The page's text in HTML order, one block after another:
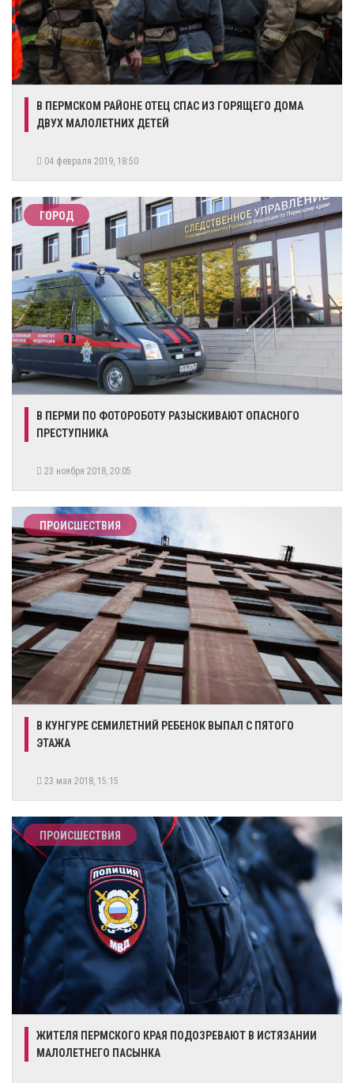
​В ПЕРМСКОМ РАЙОНЕ ОТЕЦ СПАС ИЗ ГОРЯЩЕГО ДОМА
ДВУХ МАЛОЛЕТНИХ ДЕТЕЙ
04 февраля 2019, 18:50
ГОРОД
В ПЕРМИ ПО ФОТОРОБОТУ РАЗЫСКИВАЮТ ОПАСНОГО
ПРЕСТУПНИКА
23 ноября 2018, 20:05
ПРОИСШЕСТВИЯ
В КУНГУРЕ СЕМИЛЕТНИЙ РЕБЕНОК ВЫПАЛ С ПЯТОГО
ЭТАЖА
23 мая 2018, 15:15
ПРОИСШЕСТВИЯ
ЖИТЕЛЯ ПЕРМСКОГО КРАЯ ПОДОЗРЕВАЮТ В ИСТЯЗАНИИ
МАЛОЛЕТНЕГО ПАСЫНКА